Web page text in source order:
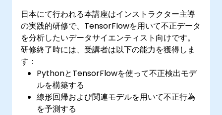
日本にて行われる本講座はインストラクター主導
の実践的研修で、TensorFlowを用いて不正データ
を分析したいデータサイエンティスト向けです。
研修終了時には、受講者は以下の能力を獲得しま
す：
PythonとTensorFlowを使って不正検出モデ
ルを構築する
線形回帰および関連モデルを用いて不正行為
を予測する